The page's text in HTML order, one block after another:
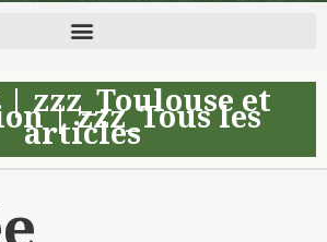
|zzz_Toulouse et
|zzz_Tous les
articles